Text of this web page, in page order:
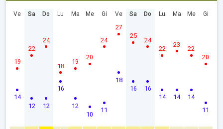
Ve
14
19
Sa
12
22
Do
12
24
Lu
16
18
Ma
12
19
Me
10
20
Gi
11
24
Ve
18
27
Sa
16
25
Do
16
24
Lu
14
22
Ma
14
23
Me
14
22
Gi
11
20